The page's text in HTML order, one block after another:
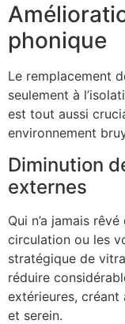
phonique
Le remplacement
seulement à
est tout aussi
environnement
Diminution
externes
Qui n’a jamais
circulation ou les
stratégique de
réduire
extérieures, créant
et serein.